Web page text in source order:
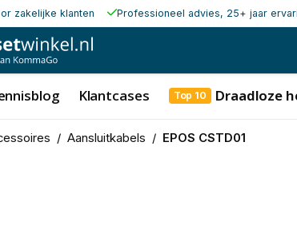
zakelijke klanten Professioneel advies, 25+ jaar
Klantcases Top 10 Draadloze
/ Aansluitkabels / EPOS CSTD01